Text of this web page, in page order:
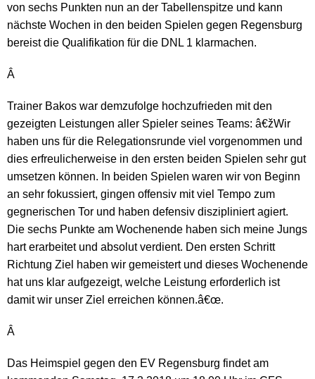
von sechs Punkten nun an der Tabellenspitze und kann
nächste Wochen in den beiden Spielen gegen Regensburg
bereist die Qualifikation für die DNL 1 klarmachen.
Â
Trainer Bakos war demzufolge hochzufrieden mit den
gezeigten Leistungen aller Spieler seines Teams: â€žWir
haben uns für die Relegationsrunde viel vorgenommen und
dies erfreulicherweise in den ersten beiden Spielen sehr gut
umsetzen können. In beiden Spielen waren wir von Beginn
an sehr fokussiert, gingen offensiv mit viel Tempo zum
gegnerischen Tor und haben defensiv diszipliniert agiert.
Die sechs Punkte am Wochenende haben sich meine Jungs
hart erarbeitet und absolut verdient. Den ersten Schritt
Richtung Ziel haben wir gemeistert und dieses Wochenende
hat uns klar aufgezeigt, welche Leistung erforderlich ist
damit wir unser Ziel erreichen können.â€œ.
Â
Das Heimspiel gegen den EV Regensburg findet am